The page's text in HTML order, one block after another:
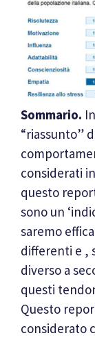
Sommario.
“riassunto”
considerati
questo
sono un
saremo
differenti e ,
diverso a
questi
Questo
considerato